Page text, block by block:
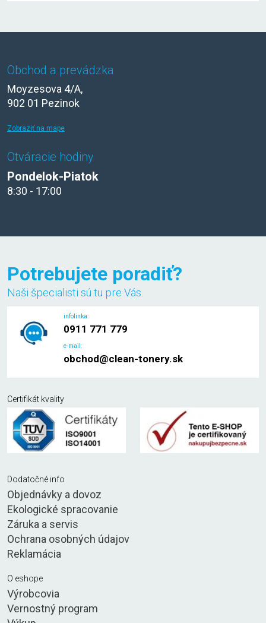
Obchod a prevádzka
Moyzesova 4/A,
902 01 Pezinok
Zobraziť na mape
Otváracie hodiny
Pondelok-Piatok
8:30 - 17:00
Potrebujete poradiť?
Naši špecialisti sú tu pre Vás.
infolinka:
0911 771 779
e-mail:
obchod@clean-tonery.sk
Certifikát kvality
Dodatočné info
Objednávky a dovoz
Ekologické spracovanie
Záruka a servis
Ochrana osobných údajov
Reklamácia
O eshope
Výrobcovia
Vernostný program